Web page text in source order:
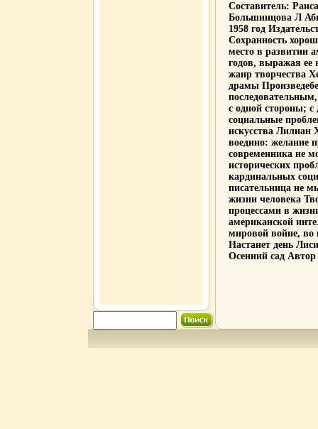
Составитель:
Большинцова Л
1958 год
Сохранность
место в развитии
годов, выражая ее
жанр творчества
драмы
с одной стороны;
социальные
искусства Лилиан
воедино: желание
современника не
исторических
кардинальных
писательница не
жизни человека
процессами в
американской
мировой войне, во
Настанет день
Осенний сад